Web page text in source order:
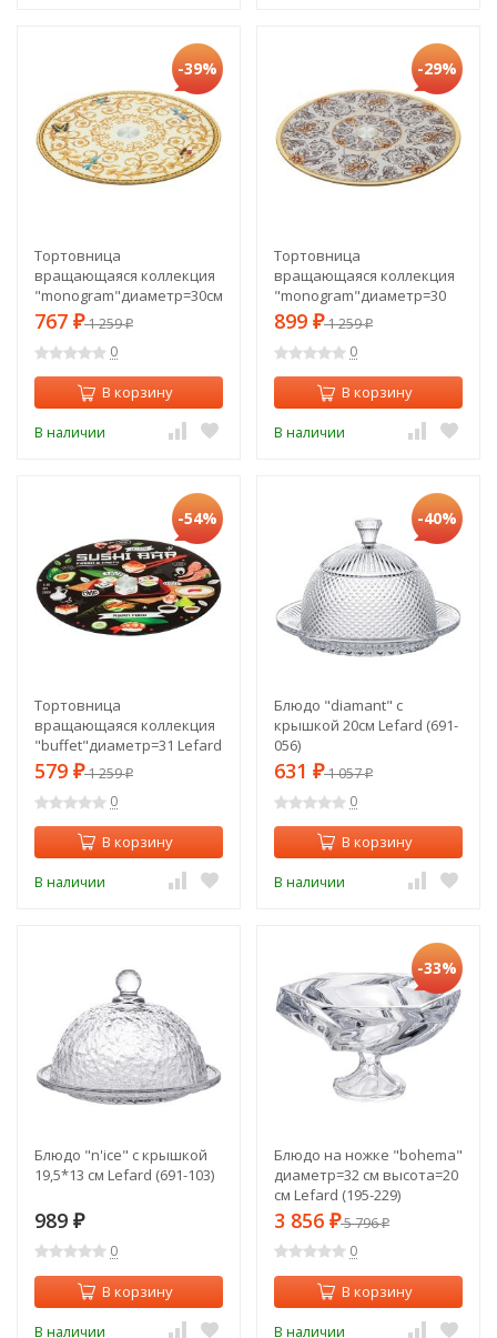
-39%
Тортовница
вращающаяся коллекция
"monogram"диаметр=30см
Lefard (198-331)
767 ₽1 259₽
0
В корзину
В наличии
-29%
Тортовница
вращающаяся коллекция
"monogram"диаметр=30
см Lefard (198-330)
899 ₽1 259₽
0
В корзину
В наличии
-54%
Тортовница
вращающаяся коллекция
"buffet"диаметр=31 Lefard
(198-333)
579 ₽1 259₽
0
В корзину
В наличии
-40%
Блюдо "diamant" с
крышкой 20см Lefard (691-
056)
631 ₽1 057₽
0
В корзину
В наличии
Блюдо "n'ice" с крышкой
19,5*13 см Lefard (691-103)
989 ₽
0
В корзину
В наличии
-33%
Блюдо на ножке "bohema"
диаметр=32 см высота=20
см Lefard (195-229)
3 856 ₽5 796₽
0
В корзину
В наличии